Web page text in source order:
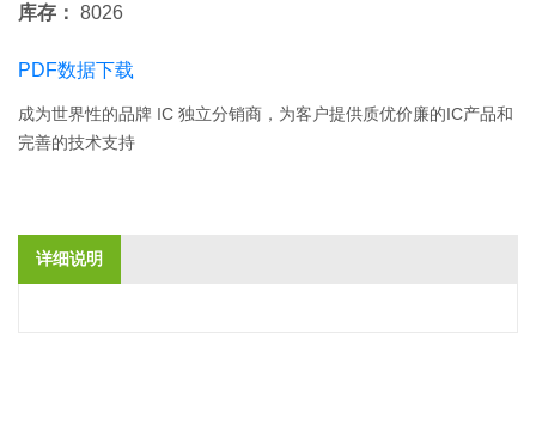
库存： 8026
PDF数据下载
成为世界性的品牌 IC 独立分销商，为客户提供质优价廉的IC产品和
完善的技术支持
详细说明